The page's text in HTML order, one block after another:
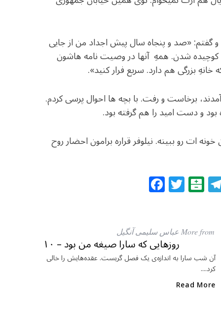
گفتم: «صد و پنجاه سال پیش اجداد من از جایی
کوچیده شدن. همه­ِ آن­ها در وصیت نامه­ هاشون
بزرگی هم دارد. سریع فرار کنید».
برخاست و رفت. با بچه­ ها احوال پرسی کردم.
بود و دست امید را هم گرفته بود.
ات رو ببینه. نیلوفر قراره برامون احضار روح
F
a
e
b
ook
T
w
e
B
al
ar
in
More from عباس سلیمی آنگیل
روزهایی که سارا صیغه من بود – ۱۰
آن شب سارا به اندازه‌ی یک فصل گریست. عقده‌هایش را خالی
کرد....
Read More